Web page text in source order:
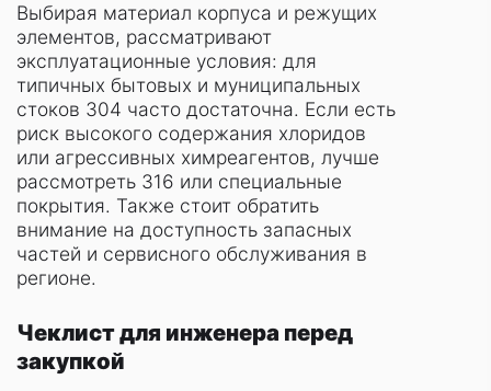
Выбирая материал корпуса и режущих
элементов, рассматривают
эксплуатационные условия: для
типичных бытовых и муниципальных
стоков 304 часто достаточна. Если есть
риск высокого содержания хлоридов
или агрессивных химреагентов, лучше
рассмотреть 316 или специальные
покрытия. Также стоит обратить
внимание на доступность запасных
частей и сервисного обслуживания в
регионе.
Чеклист для инженера перед
закупкой